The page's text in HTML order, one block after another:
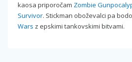
kaosa priporočam Zombie
Survivor. Stickman oboževalci pa
Wars z epskimi tankovskimi bitvami.